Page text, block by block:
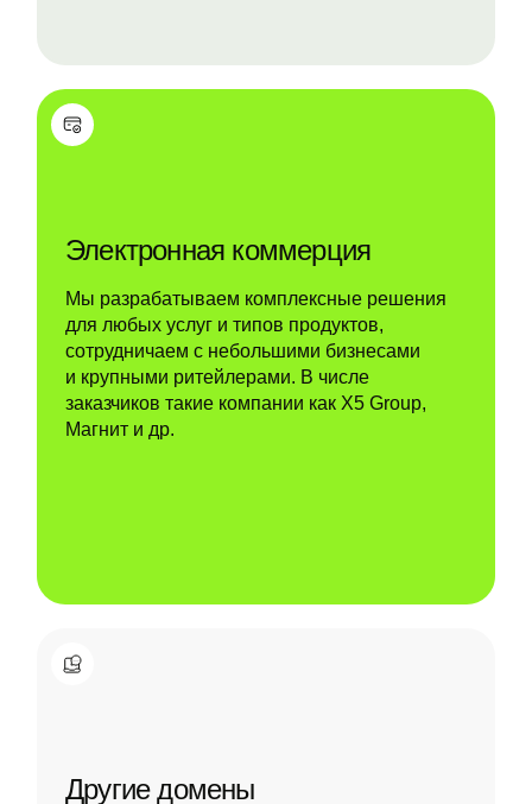
Электронная коммерция
Мы разрабатываем комплексные решения
для любых услуг и типов продуктов,
сотрудничаем с небольшими бизнесами
и крупными ритейлерами. В числе
заказчиков такие компании как X5 Group,
Магнит и др.
Другие домены